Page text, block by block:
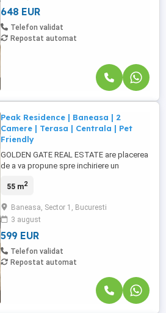
viata ...
648 EUR
Telefon validat
Repostat automat
Peak Residence | Baneasa | 2
Camere | Terasa | Centrala | Pet
Friendly
GOLDEN GATE REAL ESTATE are placerea
de a va propune spre inchiriere un
Baneasa. Imobilul este situat la etajul 3
finalizat in anul 2022, avand o suprafata
utila totala de 63 mp. Apartamentul este
mobilat si utilat ...
55 m2
Baneasa, Sector 1, Bucuresti
3 august
599 EUR
Telefon validat
Repostat automat